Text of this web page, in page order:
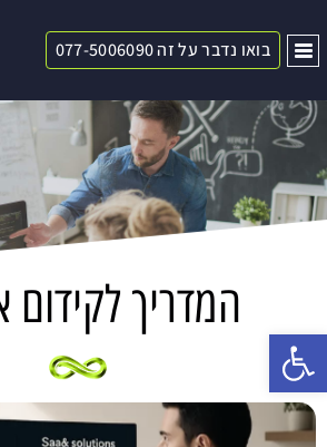
פתח סרגל נגישות
בואו נדבר על זה 077-5006090
המדריך לקידום